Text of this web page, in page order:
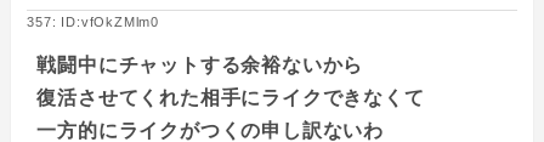
357: ID:vfOkZMlm0
戦闘中にチャットする余裕ないから
復活させてくれた相手にライクできなくて
一方的にライクがつくの申し訳ないわ